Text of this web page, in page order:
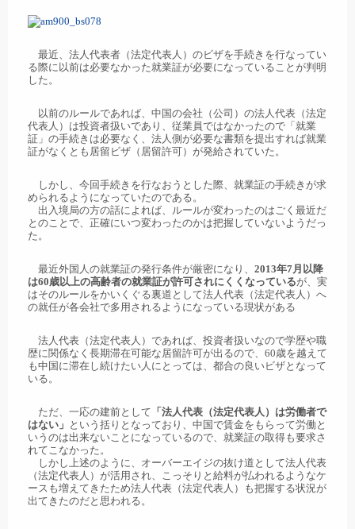
最近、法人代表者（法定代表人）のビザを手続きを行なってい
る際に以前は必要なかった就業証が必要になっていることが判明
した。
以前のルールであれば、中国の会社（公司）の法人代表（法定
代表人）は投資者扱いであり、従業員ではなかったので「就業
証」の手続きは必要なく、法人側が必要な書類を提出すれば就業
証がなくとも居留ビザ（居留許可）が発給されていた。
しかし、今回手続きを行なおうとした際、就業証の手続きが求
められるようになっていたのである。
出入境局の方の話によれば、ルールが変わったのはごく最近だ
とのことで、正確にいつ変わったのかは把握していないようだっ
た。
最近外国人の就業証の発行条件が厳密になり、 2013年7月以降
は60歳以上の高齢者の就業証が許可されにくくなっているが、実
はそのルールをかいくぐる裏道として法人代表（法定代表人）へ
の就任が各会社で多用されるようになっている現状がある
法人代表（法定代表人）であれば、投資者扱いなので学歴や職
歴に関係なく長期滞在可能な居留許可が出るので、60歳を越えて
も中国に滞在し続けたい人にとっては、都合の良いビザとなって
いる。
ただ、一応の建前として 「法人代表（法定代表人）は労働者で
はない」 という括りとなっており、中国で賃金をもらって労働と
いうのは出来ないことになっているので、就業証の取得も要求さ
れてこなかった。
しかし上述のように、オーバーエイジの抜け道として法人代表
（法定代表人）が活用され、こっそりと給料が払われるようなケ
ースも増えてきたため法人代表（法定代表人）も把握する状況が
出てきたのだと思われる。